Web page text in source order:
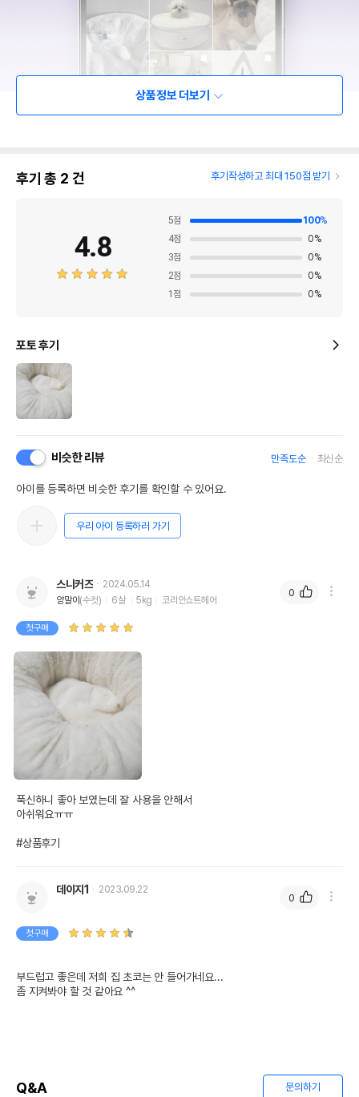
상품정보 더보기
후기 총 2 건 후기작성하고 최대 150점 받기
4.8
5점 100%
4점 0%
3점 0%
2점 0%
1 점 0%
포토 후기
비슷한 리뷰 만족도순 최신순
아이를 등록하면 비슷한 후기를 확인할 수 있어요.
우리 아이 등록하러 가기
스니커즈
2024.05.14
양말이 (수컷) 6살 5kg 코리안쇼트헤어
첫구매
푹신하니 좋아 보였는데 잘 사용을 안해서
아쉬워요ㅠㅠ
#상품후기
0
데이지1 2023.09.22
첫구매
부드럽고 좋은데 저희 집 초코는 안 들어가네요...
좀 지켜봐야 할 것 같아요 ^^
0
Q&A 문의하기